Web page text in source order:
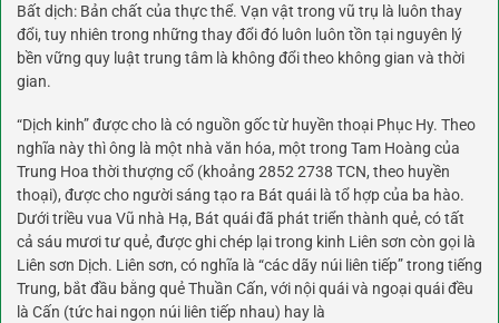
Bất dịch: Bản chất của thực thể. Vạn vật trong vũ trụ là luôn thay
đổi, tuy nhiên trong những thay đổi đó luôn luôn tồn tại nguyên lý
bền vững quy luật trung tâm là không đổi theo không gian và thời
gian.
“Dịch kinh” được cho là có nguồn gốc từ huyền thoại Phục Hy. Theo
nghĩa này thì ông là một nhà văn hóa, một trong Tam Hoàng của
Trung Hoa thời thượng cổ (khoảng 2852 2738 TCN, theo huyền
thoại), được cho người sáng tạo ra Bát quái là tổ hợp của ba hào.
Dưới triều vua Vũ nhà Hạ, Bát quái đã phát triển thành quẻ, có tất
cả sáu mươi tư quẻ, được ghi chép lại trong kinh Liên sơn còn gọi là
Liên sơn Dịch. Liên sơn, có nghĩa là “các dãy núi liên tiếp” trong tiếng
Trung, bắt đầu bằng quẻ Thuần Cấn, với nội quái và ngoại quái đều
là Cấn (tức hai ngọn núi liên tiếp nhau) hay là